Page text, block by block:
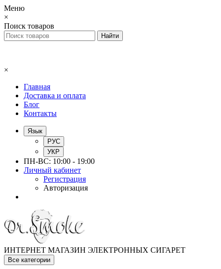
Меню
×
Поиск товаров
×
Главная
Доставка и оплата
Блог
Контакты
Язык
РУС
УКР
ПН-ВС: 10:00 - 19:00
Личный кабинет
Регистрация
Авторизация
ИНТЕРНЕТ МАГАЗИН ЭЛЕКТРОННЫХ СИГАРЕТ
Все категории